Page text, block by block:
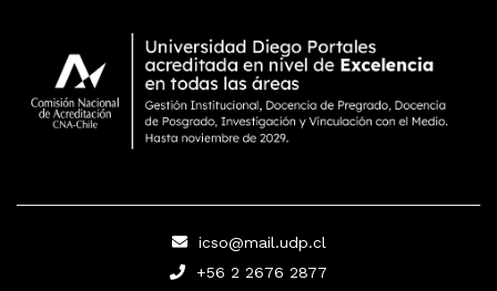
icso@mail.udp.cl
+56 2 2676 2877